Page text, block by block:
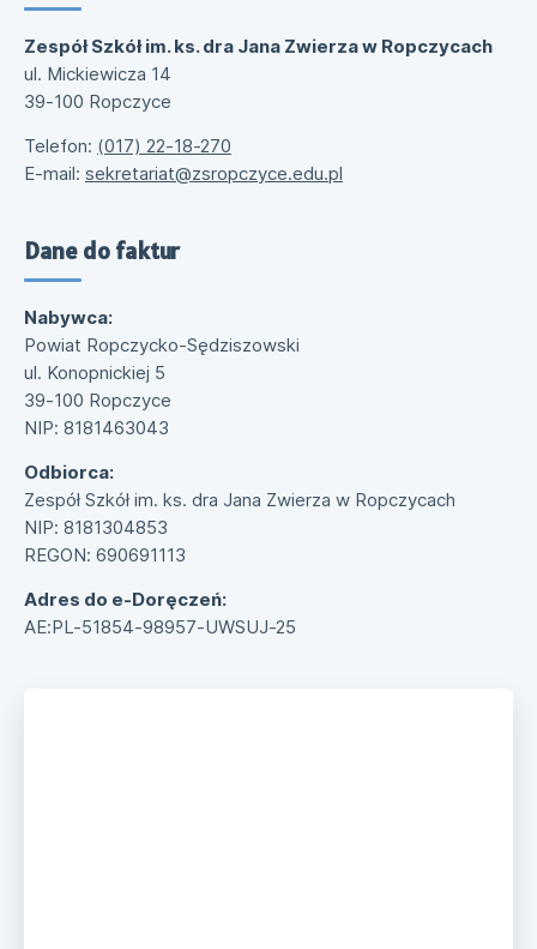
Zespół Szkół im. ks. dra Jana Zwierza w Ropczycach
ul. Mickiewicza 14
39-100 Ropczyce
Telefon: (017) 22-18-270
E-mail: sekretariat@zsropczyce.edu.pl
Dane do faktur
Nabywca:
Powiat Ropczycko-Sędziszowski
ul. Konopnickiej 5
39-100 Ropczyce
NIP: 8181463043
Odbiorca:
Zespół Szkół im. ks. dra Jana Zwierza w Ropczycach
NIP: 8181304853
REGON: 690691113
Adres do e-Doręczeń:
AE:PL-51854-98957-UWSUJ-25